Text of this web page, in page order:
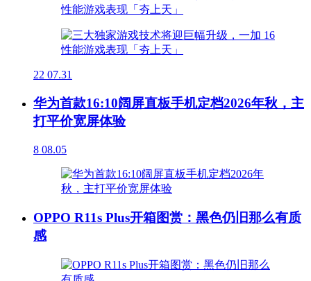
22 07.31
华为首款16:10阔屏直板手机定档2026年秋，主
打平价宽屏体验
8 08.05
OPPO R11s Plus开箱图赏：黑色仍旧那么有质
感